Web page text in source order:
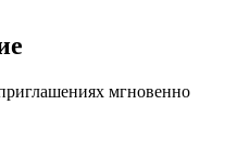
мгновенно